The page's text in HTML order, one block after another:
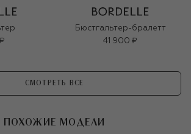
Бюстгальтер-бралетт
41 900 ₽
СМОТРЕТЬ ВСЕ
ПОХОЖИЕ МОДЕЛИ